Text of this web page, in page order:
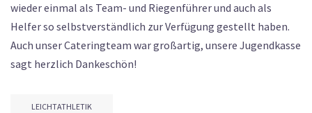
wieder einmal als Team- und Riegenführer und auch als
Helfer so selbstverständlich zur Verfügung gestellt haben.
Auch unser Cateringteam war großartig, unsere Jugendkasse
sagt herzlich Dankeschön!
LEICHTATHLETIK